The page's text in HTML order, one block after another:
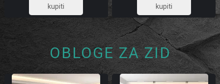
8,00 8,00
OBLOGE ZA ZID